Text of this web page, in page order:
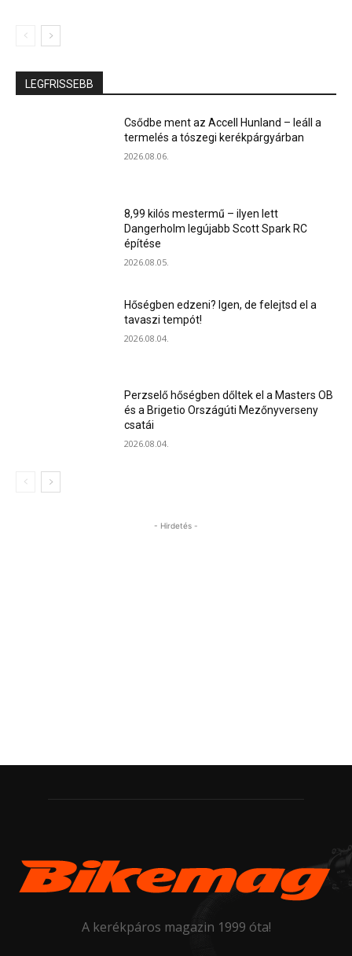
LEGFRISSEBB
Csődbe ment az Accell Hunland – leáll a
termelés a tószegi kerékpárgyárban
2026.08.06.
8,99 kilós mestermű – ilyen lett
Dangerholm legújabb Scott Spark RC
építése
2026.08.05.
Hőségben edzeni? Igen, de felejtsd el a
tavaszi tempót!
2026.08.04.
Perzselő hőségben dőltek el a Masters OB
és a Brigetio Országúti Mezőnyverseny
csatái
2026.08.04.
- Hirdetés -
A kerékpáros magazin 1999 óta!